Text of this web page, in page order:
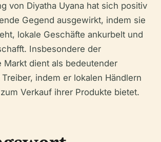
von Diyatha Uyana hat sich positiv
Gegend ausgewirkt, indem sie
lokale Geschäfte ankurbelt und
Insbesondere der
Markt dient als bedeutender
indem er lokalen Händlern
Verkauf ihrer Produkte bietet.